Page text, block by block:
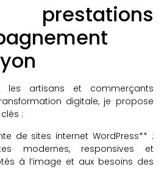
les artisans et commerçants
digitale, je propose
:
de sites internet WordPress** :
modernes, responsives et
à l’image et aux besoins des